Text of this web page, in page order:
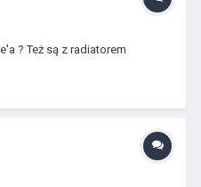
? Też są z radiatorem